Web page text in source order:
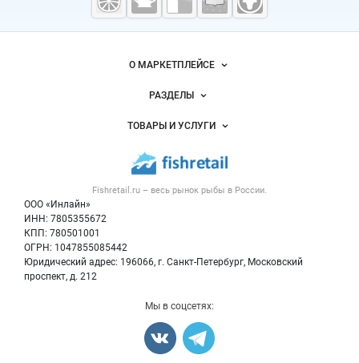
морепродукты
Важные разделы и контакты
Fishretail.ru – весь рынок рыбы в России.
ООО «Инлайн»
ИНН: 7805355672
КПП: 780501001
ОГРН: 1047855085442
Юридический адрес: 196066, г. Санкт-Петербург, Московский
проспект, д. 212
Навигация по сайтуО МАРКЕТПЛЕЙСЕ
Новости Fishretail.ru
Размещение рекламы
Публичная оферта
Контактная информация
Политика обработки персональных данных
РАЗДЕЛЫ
Объявления
Новости рынка
Блог
ТОВАРЫ И УСЛУГИ
Рыба
Икра
Мы в соцсетях: